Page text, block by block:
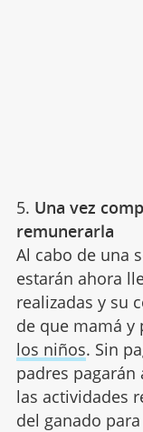
5. Una vez
remunerarla
Al cabo de una
estarán ahora
realizadas y su
de que mamá y
los niños. Sin
padres
las actividades
del ganado